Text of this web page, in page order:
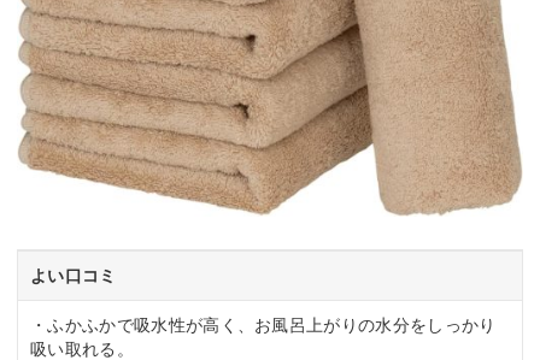
よい口コミ
・ふかふかで吸水性が高く、お風呂上がりの水分をしっかり
吸い取れる。